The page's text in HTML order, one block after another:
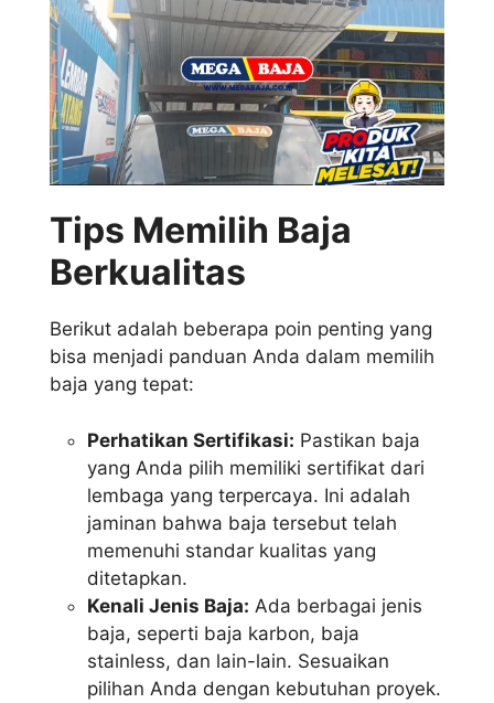
Tips Memilih Baja
Berkualitas
Berikut adalah beberapa poin penting yang
bisa menjadi panduan Anda dalam memilih
baja yang tepat:
Perhatikan Sertifikasi: Pastikan baja
yang Anda pilih memiliki sertifikat dari
lembaga yang terpercaya. Ini adalah
jaminan bahwa baja tersebut telah
memenuhi standar kualitas yang
ditetapkan.
Kenali Jenis Baja: Ada berbagai jenis
baja, seperti baja karbon, baja
stainless, dan lain-lain. Sesuaikan
pilihan Anda dengan kebutuhan proyek.